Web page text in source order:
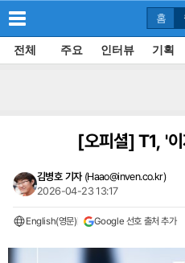
홈
전체 주요 인터뷰 기획
[오피셜]T1, '이
김병호 기자 (Haao@inven.co.kr)
2026-04-23 13:17
English(영문) Google 선호 출처 추가